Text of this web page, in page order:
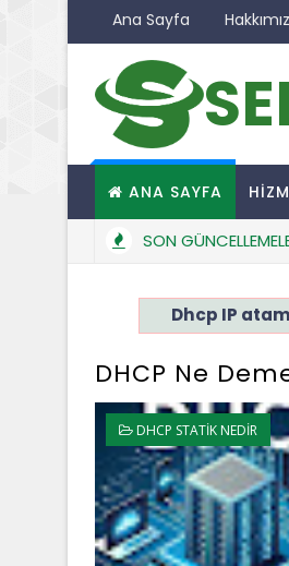
Ana Sayfa
ANA SAYFA
SON
Dhcp IP
DHCP Ne
DHCP STATIK NEDIR